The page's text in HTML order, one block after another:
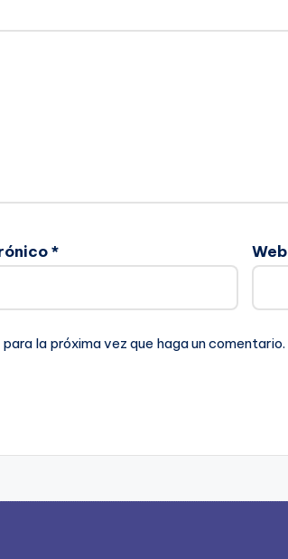
* Web
la próxima vez que haga un comentario.